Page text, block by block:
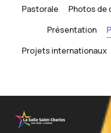
Pastorale
Photos de
Présentation
Projets internationaux